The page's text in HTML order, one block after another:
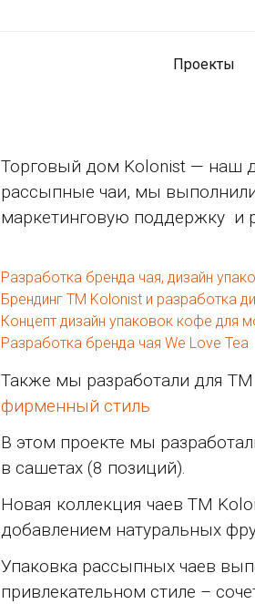
Проекты
Торговый дом Kolonist — наш
рассыпные чаи, мы
маркетинговую поддержку и
Разработка бренда чая, дизайн
Брендинг ТМ Kolonist и разработка
Концепт дизайн упаковок кофе для
Разработка бренда чая We Love Tea
Также мы разработали для
фирменный стиль
В этом проекте мы
в сашетах (8 позиций).
Новая коллекция чаев ТМ
добавлением натуральных
Упаковка рассыпных чаев
привлекательном стиле –